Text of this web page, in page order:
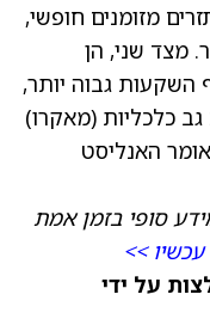
מזומנים חופשי,
מצד שני, הן
השקעות גבוה יותר,
גב כלכליות (מאקרו)
האנליסט
סופי בזמן אמת
עכשיו >>
על ידי